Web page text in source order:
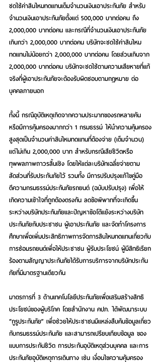
ชดใช้ค่าสินไหมทดแทนเต็มจำนวนเงินเอาประกันภัย สำหรับ
จำนวนเงินเอาประกันภัยตั้งแต่ 500,000 บาทต่อคน ถึง
2,000,000 บาทต่อคน และกรณีที่จำนวนเงินเอาประกันภัย
เกินกว่า 2,000,000 บาทต่อคน บริษัทจะชดใช้ค่าสินไหม
ทดแทนไม่น้อยกว่า 2,000,000 บาทต่อคน โดยส่วนเกินจาก
2,000,000 บาทต่อคน บริษัทจะชดใช้ตามความเสียหายที่แท้
จริงที่ผู้เอาประกันภัยจะต้องรับผิดชอบตามกฎหมาย ต่อ
บุคคลภายนอก
ทั้งนี้ กรณีอุบัติเหตุเกิดจากความประมาทของรถหลายคัน
หรือมีการคุ้มครองมากกว่า 1 กรมธรรม์ ให้นำความคุ้มครอง
สูงสุดเป็นจำนวนค่าสินไหมทดแทนที่ต้องจ่าย (เต็มจำนวน)
แต่ไม่เกิน 2,000,000 บาท สำหรับกรณีเสียชีวิตหรือ
ทุพพลภาพถาวรสิ้นเชิง โดยให้แต่ละบริษัทเฉลี่ยจ่ายตาม
สัดส่วนที่รับประกันภัยไว้ รวมทั้ง มีการปรับปรุงแก้ไขคู่มือ
ตีความกรมธรรม์ประกันภัยรถยนต์ (ฉบับปรับปรุง) เพื่อให้
เกิดความเข้าใจที่ถูกต้องตรงกัน ลดข้อพิพาทที่จะเกิดขึ้น
ระหว่างบริษัทประกันภัยและปัญหาข้อโต้แย้งระหว่างบริษัท
ประกันภัยกับประชาชน ผู้เอาประกันภัย และจัดทำโครงการ
ศึกษาเพื่อเพิ่มประสิทธิภาพการจัดการสินไหมทดแทนเกี่ยวกับ
การซ่อมรถยนต์เพื่อให้ประชาชน ผู้รับประโยชน์ ผู้มีสิทธิเรียก
ร้องตามสัญญาประกันภัยได้รับการบริการจากบริษัทประกัน
ภัยที่มีมาตรฐานเดียวกัน
มาตรการที่ 3 ด้านเทคโนโลยีประกันภัยเพื่อเสริมสร้างสิทธิ
ประโยชน์ของผู้บริโภค โดยสำนักงาน คปภ. ได้พัฒนาระบบ
“กูรูประกันภัย” เพื่อช่วยให้ประชาชนมีแหล่งสืบค้นข้อมูลเกี่ยว
กับกรมธรรม์ประกันภัย และสามารถเปรียบเทียบข้อมูล ของ
แบบการประกันชีวิต การประกันอุบัติเหตุส่วนบุคคล และการ
ประกันภัยอุบัติเหตุการเดินทาง เช่น เงื่อนไขความคุ้มครอง